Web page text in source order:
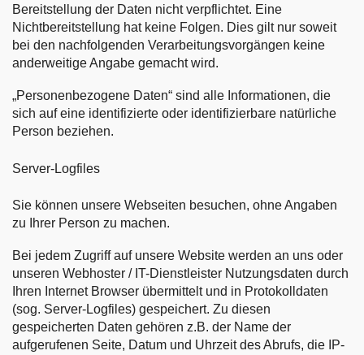
Bereitstellung der Daten nicht verpflichtet. Eine
Nichtbereitstellung hat keine Folgen. Dies gilt nur soweit
bei den nachfolgenden Verarbeitungsvorgängen keine
anderweitige Angabe gemacht wird.
„Personenbezogene Daten“ sind alle Informationen, die
sich auf eine identifizierte oder identifizierbare natürliche
Person beziehen.
Server-Logfiles
Sie können unsere Webseiten besuchen, ohne Angaben
zu Ihrer Person zu machen.
Bei jedem Zugriff auf unsere Website werden an uns oder
unseren Webhoster / IT-Dienstleister Nutzungsdaten durch
Ihren Internet Browser übermittelt und in Protokolldaten
(sog. Server-Logfiles) gespeichert. Zu diesen
gespeicherten Daten gehören z.B. der Name der
aufgerufenen Seite, Datum und Uhrzeit des Abrufs, die IP-